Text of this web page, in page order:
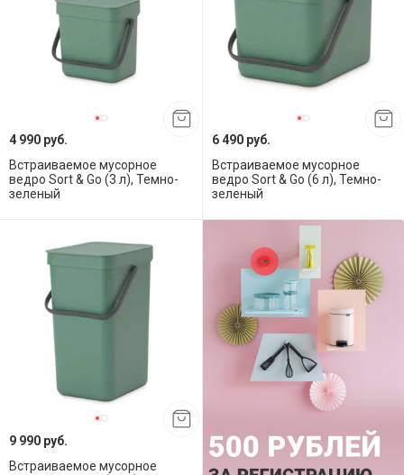
4 990 руб.
Встраиваемое мусорное
ведро Sort & Go (3 л), Темно-
зеленый
6 490 руб.
Встраиваемое мусорное
ведро Sort & Go (6 л), Темно-
зеленый
9 990 руб.
Встраиваемое мусорное